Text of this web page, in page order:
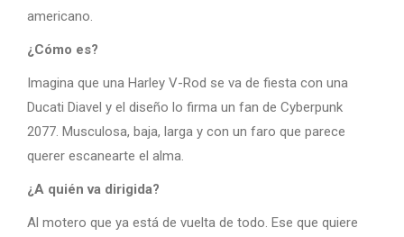
americano.
¿Cómo es?
Imagina que una Harley V-Rod se va de fiesta con una
Ducati Diavel y el diseño lo firma un fan de Cyberpunk
2077. Musculosa, baja, larga y con un faro que parece
querer escanearte el alma.
¿A quién va dirigida?
Al motero que ya está de vuelta de todo. Ese que quiere